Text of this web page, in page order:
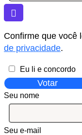
Confirme que você
de privacidade.
Eu li e concordo
Votar
Seu nome
Seu e-mail